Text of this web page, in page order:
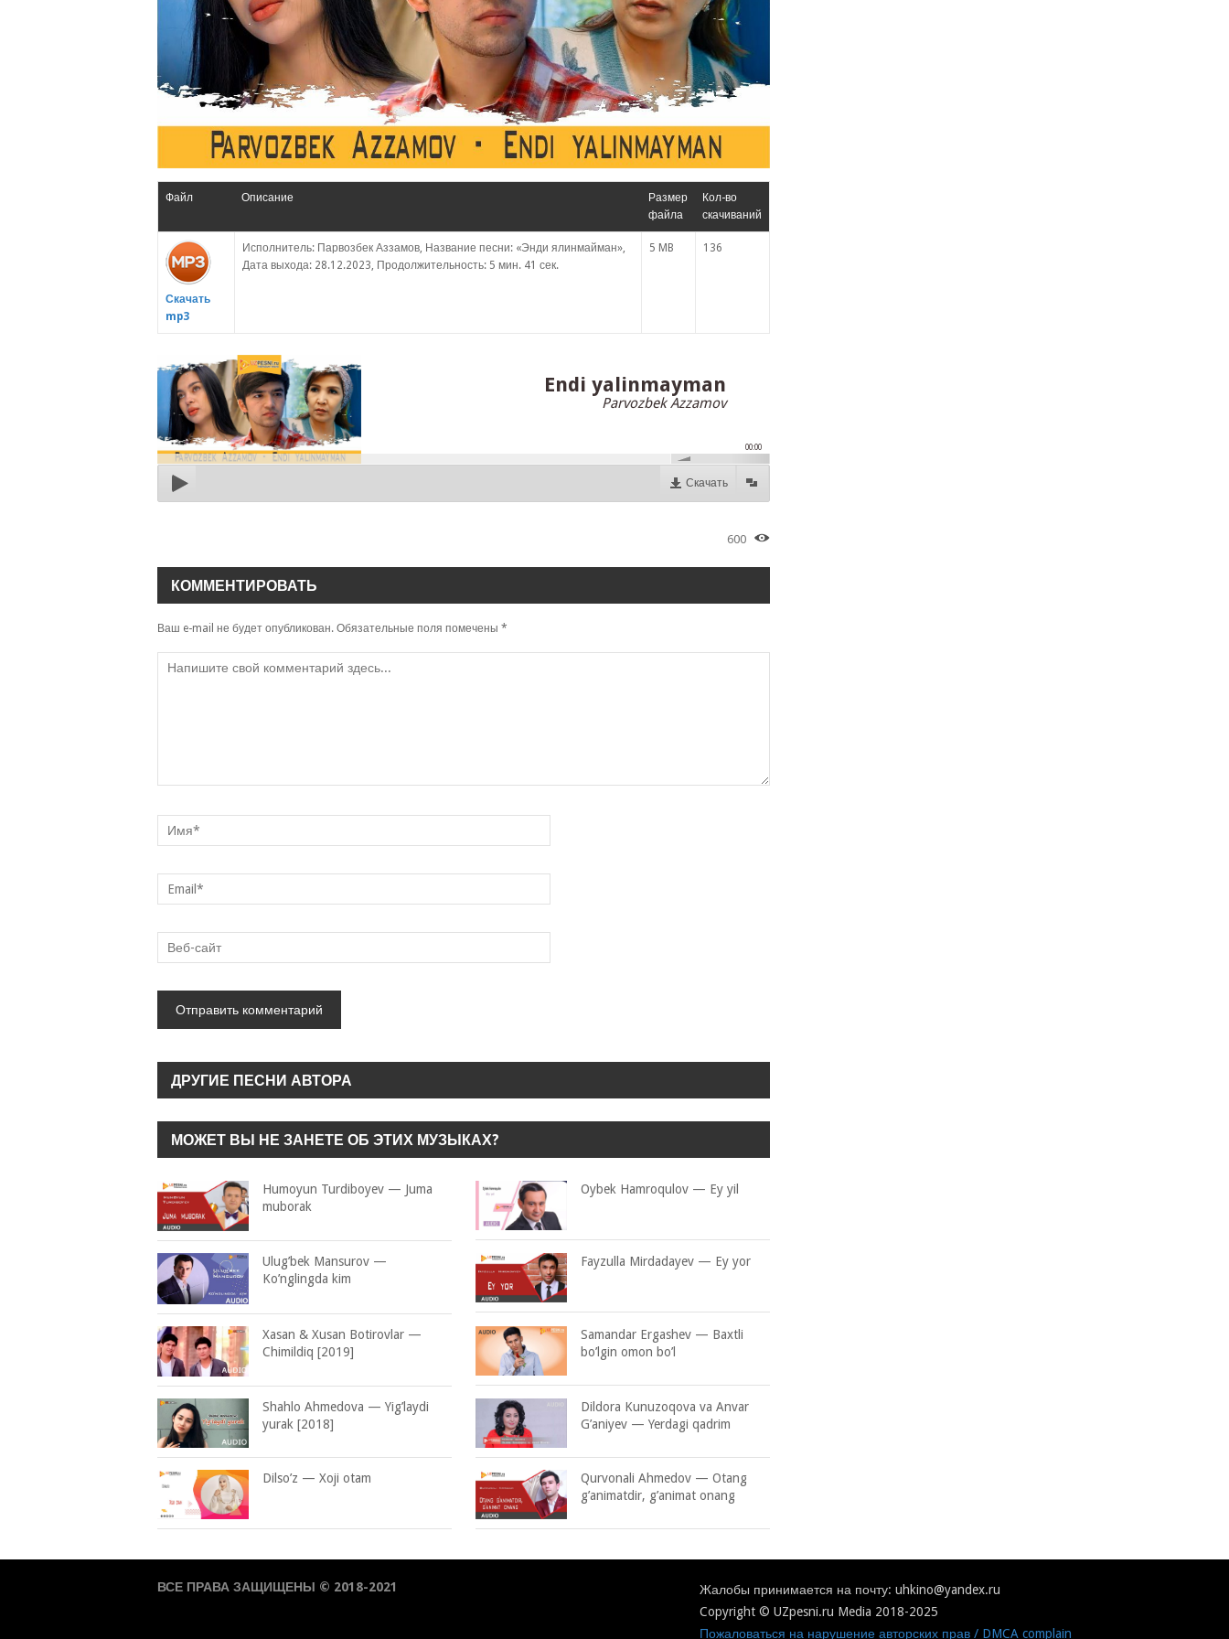
Файл Описание
Размер
файла
Кол-во
скачиваний
Скачать
mp3
Исполнитель: Парвозбек Аззамов, Название песни: «Энди ялинмайман»,
Дата выхода: 28.12.2023, Продолжительность: 5 мин. 41 сек.
5 MB 136
Endi yalinmayman
Parvozbek Azzamov
00:00
Скачать
600
КОММЕНТИРОВАТЬ
Ваш e-mail не будет опубликован. Обязательные поля помечены *
ДРУГИЕ ПЕСНИ АВТОРА
МОЖЕТ ВЫ НЕ ЗАНЕТЕ ОБ ЭТИХ МУЗЫКАХ?
Humoyun Turdiboyev — Juma
muborak
Oybek Hamroqulov — Ey yil
Ulug’bek Mansurov —
Ko’nglingda kim
Fayzulla Mirdadayev — Ey yor
Xasan & Xusan Botirovlar —
Chimildiq [2019]
Samandar Ergashev — Baxtli
bo’lgin omon bo’l
Shahlo Ahmedova — Yig’laydi
yurak [2018]
Dildora Kunuzoqova va Anvar
G’aniyev — Yerdagi qadrim
Dilso’z — Xoji otam
Qurvonali Ahmedov — Otang
g’animatdir, g’animat onang
ВСЕ ПРАВА ЗАЩИЩЕНЫ © 2018-2021
Жалобы принимается на почту: uhkino@yandex.ru
Copyright © UZpesni.ru Media 2018-2025
Пожаловаться на нарушение авторских прав / DMCA complain